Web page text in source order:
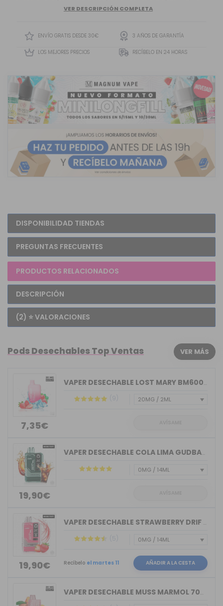
De La Innovadora Gama Bud Vape Wave Con Tecnología
Por El Éxito De Los Vapers Olé. Este Sabor Frut...
VER DESCRIPCIÓN COMPLETA
ENVÍO GRATIS DESDE 30€ 3 AÑOS DE GARANTÍA
LOS MEJORES PRECIOS RECÍBELO EN 24 HORAS
DISPONIBILIDAD TIENDAS
PREGUNTAS FRECUENTES
PRODUCTOS RELACIONADOS
DESCRIPCIÓN
(2) ⭐ VALORACIONES
Pods Desechables Top Ventas VER MÁS
7,35€
VAPER DESECHABLE LOST MARY BM600 STRA...
(9)
19,90€
VAPER DESECHABLE COLA LIMA GUDBAR X-U...
19,90€
VAPER DESECHABLE STRAWBERRY DRIF GUDB...
(5)
Recíbelo el martes 11 AÑADIR A LA CESTA
VAPER DESECHABLE MUSS MARMOL 700 TRIP...